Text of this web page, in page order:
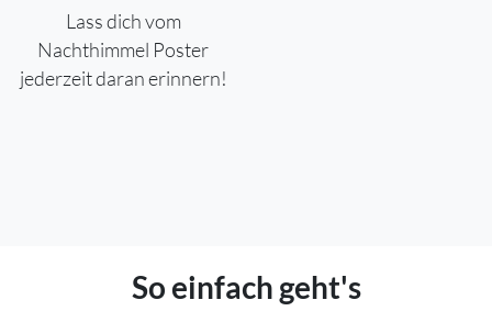
Lass dich vom
Nachthimmel Poster
jederzeit daran erinnern!
So einfach geht's